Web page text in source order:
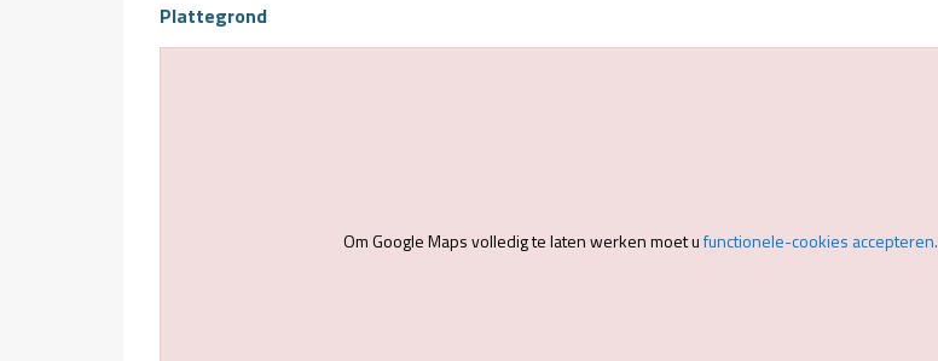
Plattegrond
Om Google Maps volledig te laten werken moet ufunctionele-cookies accepteren.